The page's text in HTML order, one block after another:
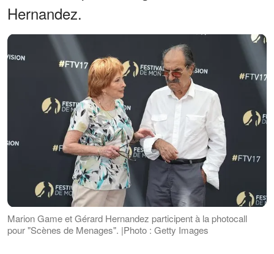
Hernandez.
Marion Game et Gérard Hernandez participent à la photocall
pour "Scènes de Menages". |Photo : Getty Images